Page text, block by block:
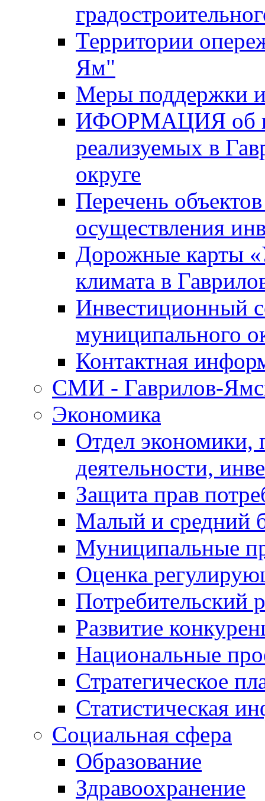
Территории
Ям"
Меры поддержки
ИФОРМАЦИЯ об
реализуемых в
округе
Перечень
осуществления
Дорожные карты
климата в
Инвестиционный
муниципального
Контактная
СМИ - Гаврилов-
Экономика
Отдел экономики,
деятельности,
Защита прав
Малый и средний
Муниципальные
Оценка
Потребительский
Развитие
Национальные
Стратегическое
Статистическая
Социальная сфера
Образование
Здравоохранение